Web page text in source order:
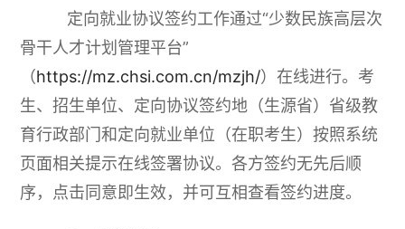
定向就业协议签约工作通过“少数民族高层次
骨干人才计划管理平台”
（https://mz.chsi.com.cn/mzjh/）在线进行。考
生、招生单位、定向协议签约地（生源省）省级教
育行政部门和定向就业单位（在职考生）按照系统
页面相关提示在线签署协议。各方签约无先后顺
序，点击同意即生效，并可互相查看签约进度。